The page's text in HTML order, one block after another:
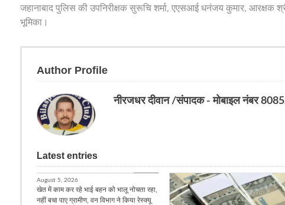
जहानाबाद पुलिस की उपनिरीक्षक सुरूचि शर्मा, एएसआई धनंजय कुमार, आरक्षक
भूमिका।
Author Profile
नीरजधर दीवान /संपादक - मोबाइल नंबर
Latest entries
August 5, 2026
खेत में काम कर रहे भाई बहन को भालू नोचता रहा,
नहीं बचा पाए ग्रामीण, वन विभाग ने किया रेस्क्यू